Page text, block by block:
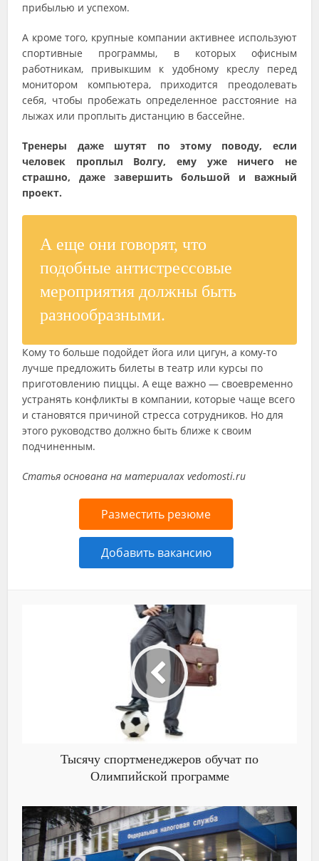
прибылью и успехом.
А кроме того, крупные компании активнее используют
спортивные программы, в которых офисным
работникам, привыкшим к удобному креслу перед
монитором компьютера, приходится преодолевать
себя, чтобы пробежать определенное расстояние на
лыжах или проплыть дистанцию в бассейне.
Тренеры даже шутят по этому поводу, если
человек проплыл Волгу, ему уже ничего не
страшно, даже завершить большой и важный
проект.
А еще они говорят, что
подобные антистрессовые
мероприятия должны быть
разнообразными.
Кому то больше подойдет йога или цигун, а кому-то
лучше предложить билеты в театр или курсы по
приготовлению пиццы. А еще важно — своевременно
устранять конфликты в компании, которые чаще всего
и становятся причиной стресса сотрудников. Но для
этого руководство должно быть ближе к своим
подчиненным.
Статья основана на материалах vedomosti.ru
Разместить резюме
Добавить вакансию
Тысячу спортменеджеров обучат по
Олимпийской программе